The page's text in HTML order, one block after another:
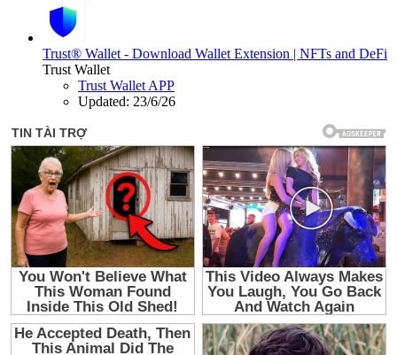
Trust® Wallet - Download Wallet Extension | NFTs and DeFi
Trust Wallet
Trust Wallet APP
Updated: 23/6/26